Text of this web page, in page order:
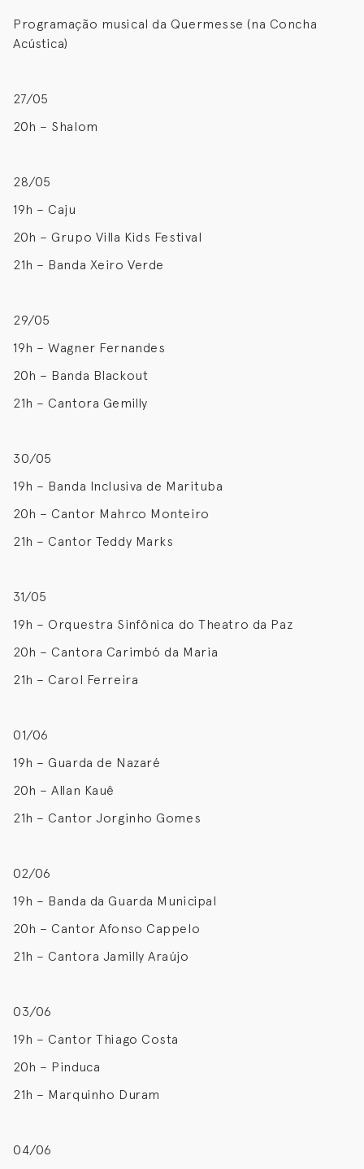
Programação musical da Quermesse (na Concha
Acústica)
27/05
20h – Shalom
28/05
19h – Caju
20h – Grupo Villa Kids Festival
21h – Banda Xeiro Verde
29/05
19h – Wagner Fernandes
20h – Banda Blackout
21h – Cantora Gemilly
30/05
19h – Banda Inclusiva de Marituba
20h – Cantor Mahrco Monteiro
21h – Cantor Teddy Marks
31/05
19h – Orquestra Sinfônica do Theatro da Paz
20h – Cantora Carimbó da Maria
21h – Carol Ferreira
01/06
19h – Guarda de Nazaré
20h – Allan Kauê
21h – Cantor Jorginho Gomes
02/06
19h – Banda da Guarda Municipal
20h – Cantor Afonso Cappelo
21h – Cantora Jamilly Araújo
03/06
19h – Cantor Thiago Costa
20h – Pinduca
21h – Marquinho Duram
04/06